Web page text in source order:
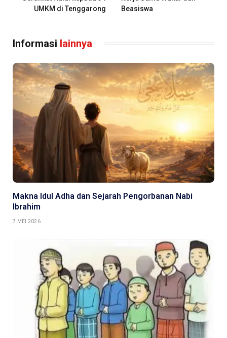
UMKM di Tenggarong
Beasiswa
Informasi lainnya
Makna Idul Adha dan Sejarah Pengorbanan Nabi
Ibrahim
7 MEI 2026